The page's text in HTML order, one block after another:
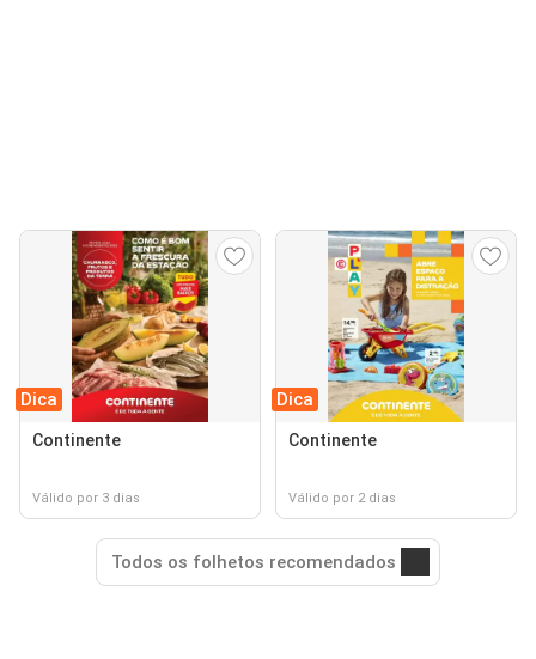
Dica
Continente
Válido por 3 dias
Dica
Continente
Válido por 2 dias
Todos os folhetos recomendados